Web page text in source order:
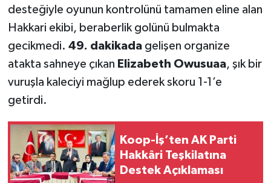
desteğiyle oyunun kontrolünü tamamen eline alan
Hakkari ekibi, beraberlik golünü bulmakta
gecikmedi. 49. dakikadagelişen organize
atakta sahneye çıkan Elizabeth Owusuaa, şık bir
vuruşla kaleciyi mağlup ederek skoru 1-1’e
getirdi.
Koop-İş’ten AK Parti
Hakkâri Teşkilatına
Destek Açıklaması